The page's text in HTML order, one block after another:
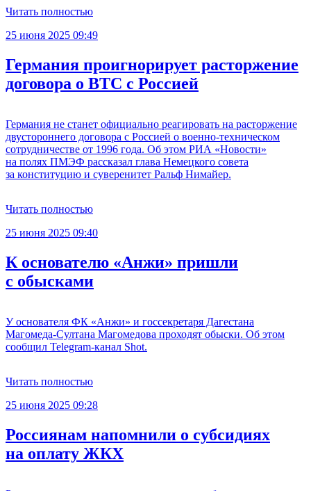
Читать полностью
25 июня 2025 09:49
Германия проигнорирует расторжение
договора о ВТС с Россией
Германия не станет официально реагировать на расторжение
двустороннего договора с Россией о военно-техническом
сотрудничестве от 1996 года. Об этом РИА «Новости»
на полях ПМЭФ рассказал глава Немецкого совета
за конституцию и суверенитет Ральф Нимайер.
Читать полностью
25 июня 2025 09:40
К основателю «Анжи» пришли
с обысками
У основателя ФК «Анжи» и госсекретаря Дагестана
Магомеда-Султана Магомедова проходят обыски. Об этом
сообщил Telegram-канал Shot.
Читать полностью
25 июня 2025 09:28
Россиянам напомнили о субсидиях
на оплату ЖКХ